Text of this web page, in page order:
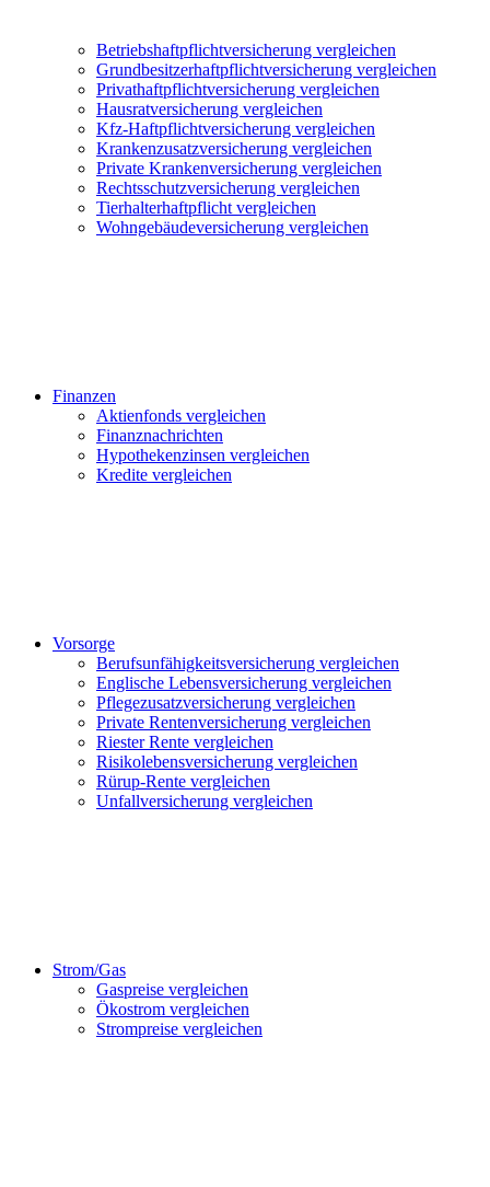
Betriebshaftpflichtversicherung vergleichen
Grundbesitzerhaftpflichtversicherung vergleichen
Privathaftpflichtversicherung vergleichen
Hausratversicherung vergleichen
Kfz-Haftpflichtversicherung vergleichen
Krankenzusatzversicherung vergleichen
Private Krankenversicherung vergleichen
Rechtsschutzversicherung vergleichen
Tierhalterhaftpflicht vergleichen
Wohngebäudeversicherung vergleichen
Finanzen
Aktienfonds vergleichen
Finanznachrichten
Hypothekenzinsen vergleichen
Kredite vergleichen
Vorsorge
Berufsunfähigkeitsversicherung vergleichen
Englische Lebensversicherung vergleichen
Pflegezusatzversicherung vergleichen
Private Rentenversicherung vergleichen
Riester Rente vergleichen
Risikolebensversicherung vergleichen
Rürup-Rente vergleichen
Unfallversicherung vergleichen
Strom/Gas
Gaspreise vergleichen
Ökostrom vergleichen
Strompreise vergleichen